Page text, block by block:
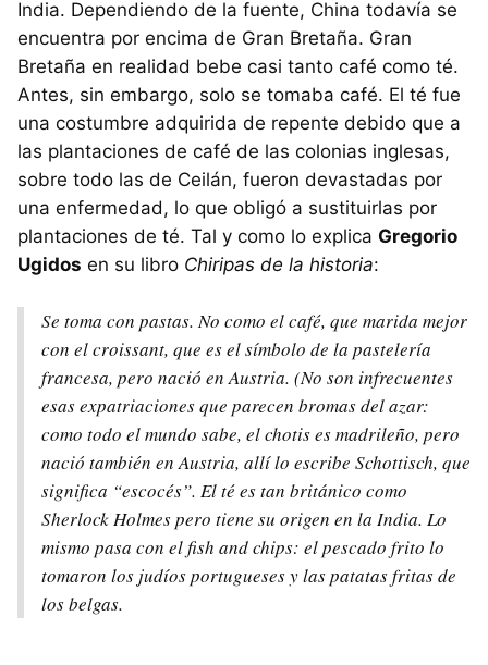
India. Dependiendo de la fuente, China todavía se
encuentra por encima de Gran Bretaña. Gran
Bretaña en realidad bebe casi tanto café como té.
Antes, sin embargo, solo se tomaba café. El té fue
una costumbre adquirida de repente debido que a
las plantaciones de café de las colonias inglesas,
sobre todo las de Ceilán, fueron devastadas por
una enfermedad, lo que obligó a sustituirlas por
plantaciones de té. Tal y como lo explica Gregorio
Ugidos en su libro Chiripas de la historia:
Se toma con pastas. No como el café, que marida mejor
con el croissant, que es el símbolo de la pastelería
francesa, pero nació en Austria. (No son infrecuentes
esas expatriaciones que parecen bromas del azar:
como todo el mundo sabe, el chotis es madrileño, pero
nació también en Austria, allí lo escribe Schottisch, que
significa “escocés”. El té es tan británico como
Sherlock Holmes pero tiene su origen en la India. Lo
mismo pasa con el fish and chips: el pescado frito lo
tomaron los judíos portugueses y las patatas fritas de
los belgas.